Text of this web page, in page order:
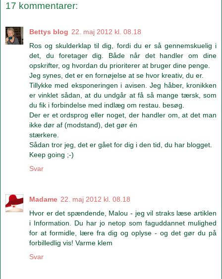
17 kommentarer:
Bettys blog 22. maj 2012 kl. 08.18
Ros og skulderklap til dig, fordi du er så gennemskuelig i
det, du foretager dig. Både når det handler om dine
opskrifter, og hvordan du prioriterer at bruger dine penge.
Jeg synes, det er en fornøjelse at se hvor kreativ, du er.
Tillykke med eksponeringen i avisen. Jeg håber, kronikken
er vinklet sådan, at du undgår at få så mange tærsk, som
du fik i forbindelse med indlæg om restau. besøg.
Der er et ordsprog eller noget, der handler om, at det man
ikke dør af (modstand), det gør én
stærkere.
Sådan tror jeg, det er gået for dig i den tid, du har blogget.
Keep going ;-)
Svar
Madame 22. maj 2012 kl. 08.18
Hvor er det spændende, Malou - jeg vil straks læse artiklen
i Information. Du har jo netop som faguddannet mulighed
for at formidle, lære fra dig og oplyse - og det gør du på
forbilledlig vis! Varme klem
Svar